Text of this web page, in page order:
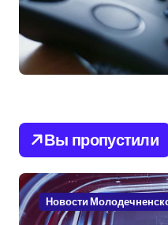
Вы пропустили
Новости